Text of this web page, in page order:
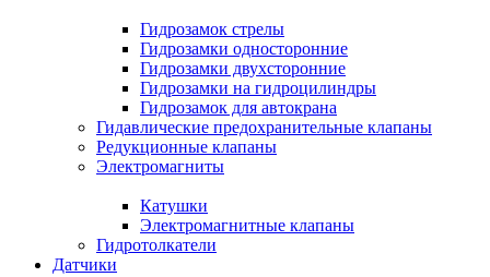
Гидрозамок стрелы
Гидрозамки односторонние
Гидрозамки двухсторонние
Гидрозамки на гидроцилиндры
Гидрозамок для автокрана
Гидавлические предохранительные клапаны
Редукционные клапаны
Электромагниты
Катушки
Электромагнитные клапаны
Гидротолкатели
Датчики